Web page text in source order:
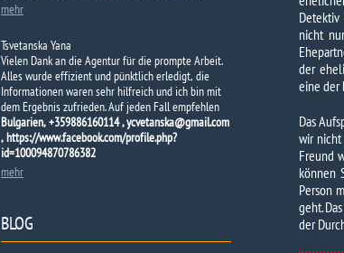
nicht
der
eine der
Das
wir nicht
Freund
können
Person
geht.
der
mehr
Tsvetanska Yana
Vielen Dank an die Agentur für die prompte Arbeit.
Alles wurde effizient und pünktlich erledigt, die
Informationen waren sehr hilfreich und ich bin mit
dem Ergebnis zufrieden. Auf jeden Fall empfehlen
Bulgarien, +359886160114 , ycvetanska@gmail.com
, https://www.facebook.com/profile.php?
id=100094870786382
mehr
BLOG